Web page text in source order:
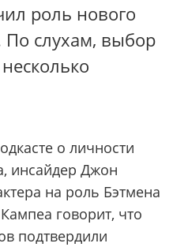
роль нового
слухам, выбор
о личности
инсайдер Джон
на роль Бэтмена
говорит, что
подтвердили